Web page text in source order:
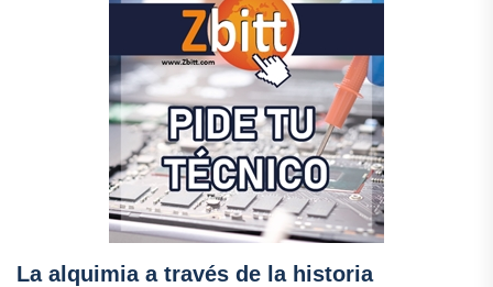
La alquimia a través de la historia